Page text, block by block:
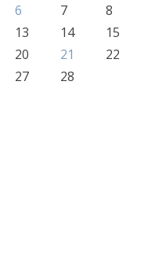
6 7
8
13 14
15
20 21
22
27 28